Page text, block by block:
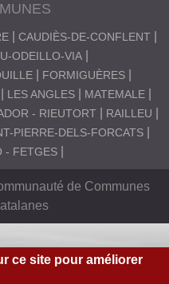
CAUDIÈS-DE-CONFLENT
ODEILLO-VIA
FORMIGUÈRES
LES ANGLES
MATEMALE
- RIEUTORT
RAILLEU
PIERRE-DELS-FORCATS
- FETGES
de Communes
ce site pour améliorer